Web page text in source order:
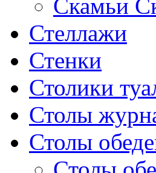
Скамьи
Стеллажи
Стенки
Столики
Столы
Столы